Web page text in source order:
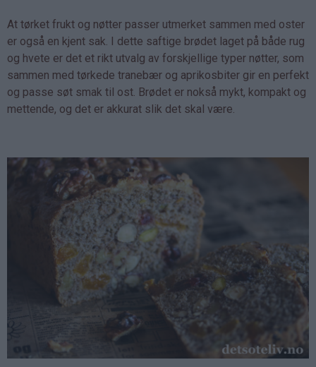
At tørket frukt og nøtter passer utmerket sammen med oster
er også en kjent sak. I dette saftige brødet laget på både rug
og hvete er det et rikt utvalg av forskjellige typer nøtter, som
sammen med tørkede tranebær og aprikosbiter gir en perfekt
og passe søt smak til ost. Brødet er nokså mykt, kompakt og
mettende, og det er akkurat slik det skal være.